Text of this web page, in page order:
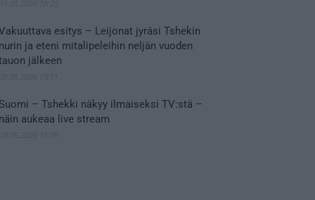
esitys – Leijonat jyräsi Tshekin
nurin ja eteni mitalipeleihin neljän vuoden
jälkeen
Suomi – Tshekki näkyy ilmaiseksi TV:stä –
näin aukeaa live stream